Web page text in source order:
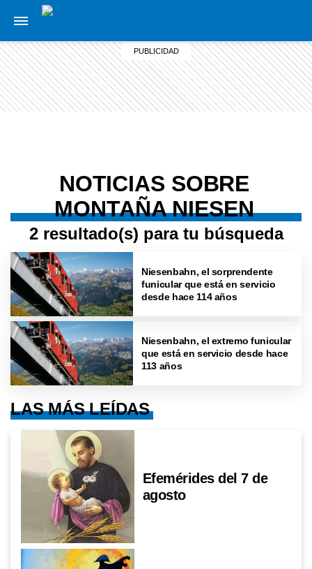
NOTICIAS SOBRE
MONTAÑA NIESEN
2 resultado(s) para tu búsqueda
Niesenbahn, el sorprendente
funicular que está en servicio
desde hace 114 años
Niesenbahn, el extremo funicular
que está en servicio desde hace
113 años
LAS MÁS LEÍDAS
Efemérides del 7 de
agosto